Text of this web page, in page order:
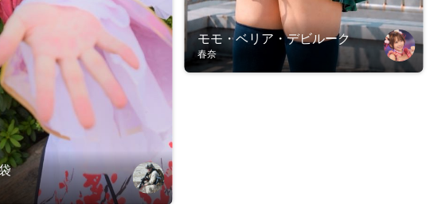
モモ・ベリア・デビルーク
春奈